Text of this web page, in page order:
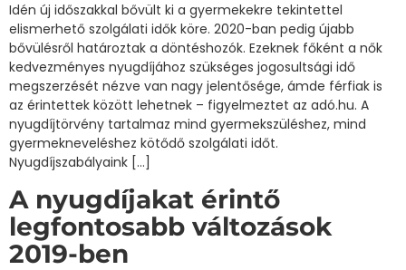
Idén új időszakkal bővült ki a gyermekekre tekintettel
elismerhető szolgálati idők köre. 2020-ban pedig újabb
bővülésről határoztak a döntéshozók. Ezeknek főként a nők
kedvezményes nyugdíjához szükséges jogosultsági idő
megszerzését nézve van nagy jelentősége, ámde férfiak is
az érintettek között lehetnek – figyelmeztet az adó.hu. A
nyugdíjtörvény tartalmaz mind gyermekszüléshez, mind
gyermekneveléshez kötődő szolgálati időt.
Nyugdíjszabályaink […]
A nyugdíjakat érintő
legfontosabb változások
2019-ben